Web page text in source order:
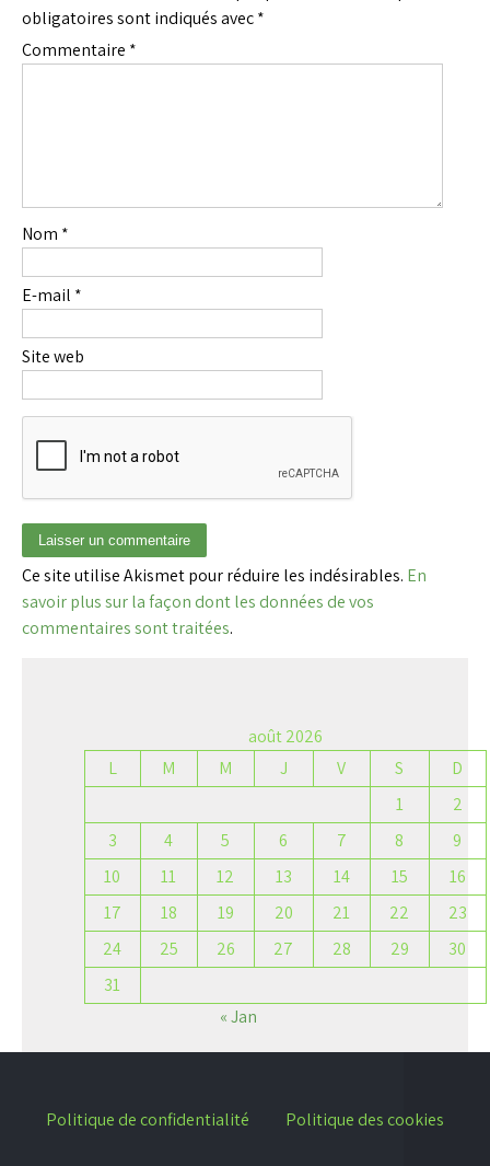
obligatoires sont indiqués avec*
Commentaire *
Nom *
E-mail *
Site web
Ce site utilise Akismet pour réduire les indésirables. En
savoir plus sur la façon dont les données de vos
commentaires sont traitées.
août 2026
L
M M J V S
D
1
2
3
4 5 6 7 8
9
10
11 12 13 14 15
16
17
18 19 20 21 22
23
24
25 26 27 28 29
30
31
« Jan
Politique de confidentialité Politique des cookies